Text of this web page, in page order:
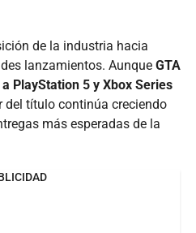
de la industria hacia
lanzamientos. Aunque GTA
PlayStation 5 y Xbox Series
del título continúa creciendo
más esperadas de la